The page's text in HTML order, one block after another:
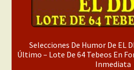
Selecciones De Humor De EL
Último – Lote De 64 Tebeos En
Inmediata